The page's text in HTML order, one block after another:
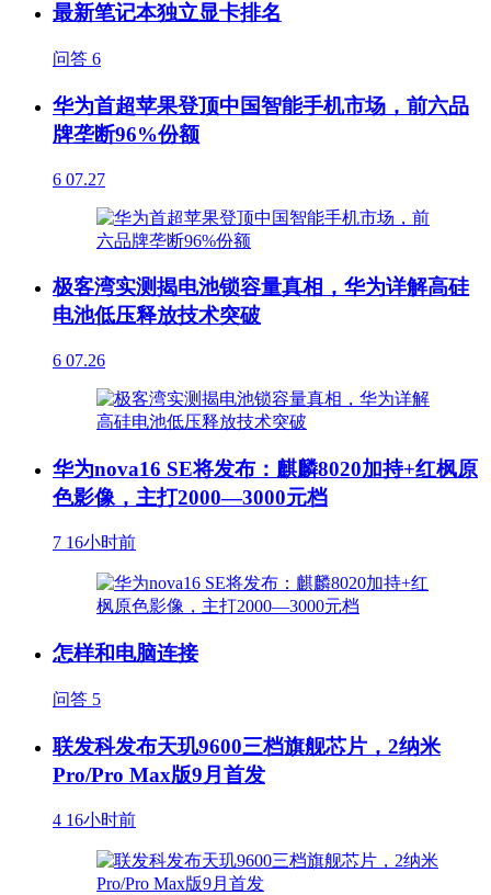
最新笔记本独立显卡排名
问答 6
华为首超苹果登顶中国智能手机市场，前六品
牌垄断96%份额
6 07.27
极客湾实测揭电池锁容量真相，华为详解高硅
电池低压释放技术突破
6 07.26
华为nova16 SE将发布：麒麟8020加持+红枫原
色影像，主打2000—3000元档
7 16小时前
怎样和电脑连接
问答 5
联发科发布天玑9600三档旗舰芯片，2纳米
Pro/Pro Max版9月首发
4 16小时前